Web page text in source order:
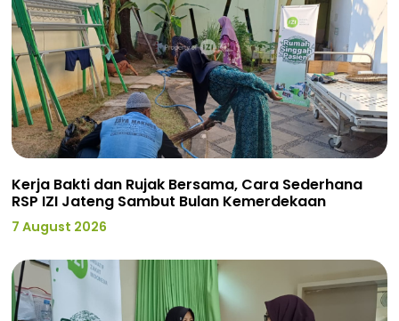
Kerja Bakti dan Rujak Bersama, Cara Sederhana
RSP IZI Jateng Sambut Bulan Kemerdekaan
7 August 2026